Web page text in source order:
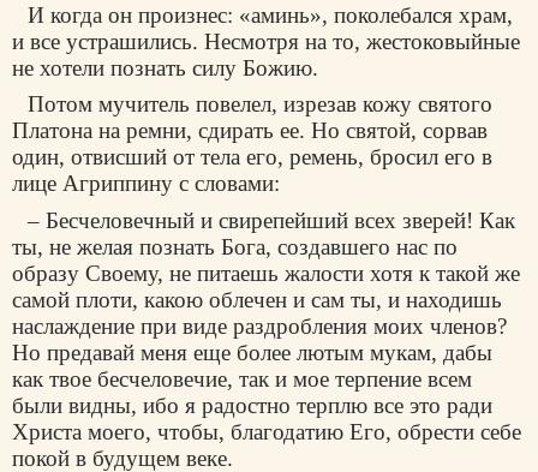
И когда он произнес: «аминь», поколебался храм,
и все устрашились. Несмотря на то, жестоковыйные
не хотели познать силу Божию.
Потом мучитель повелел, изрезав кожу святого
Платона на ремни, сдирать ее. Но святой, сорвав
один, отвисший от тела его, ремень, бросил его в
лице Агриппину с словами:
– Бесчеловечный и свирепейший всех зверей! Как
ты, не желая познать Бога, создавшего нас по
образу Своему, не питаешь жалости хотя к такой же
самой плоти, какою облечен и сам ты, и находишь
наслаждение при виде раздробления моих членов?
Но предавай меня еще более лютым мукам, дабы
как твое бесчеловечие, так и мое терпение всем
были видны, ибо я радостно терплю все это ради
Христа моего, чтобы, благодатию Его, обрести себе
покой в будущем веке.